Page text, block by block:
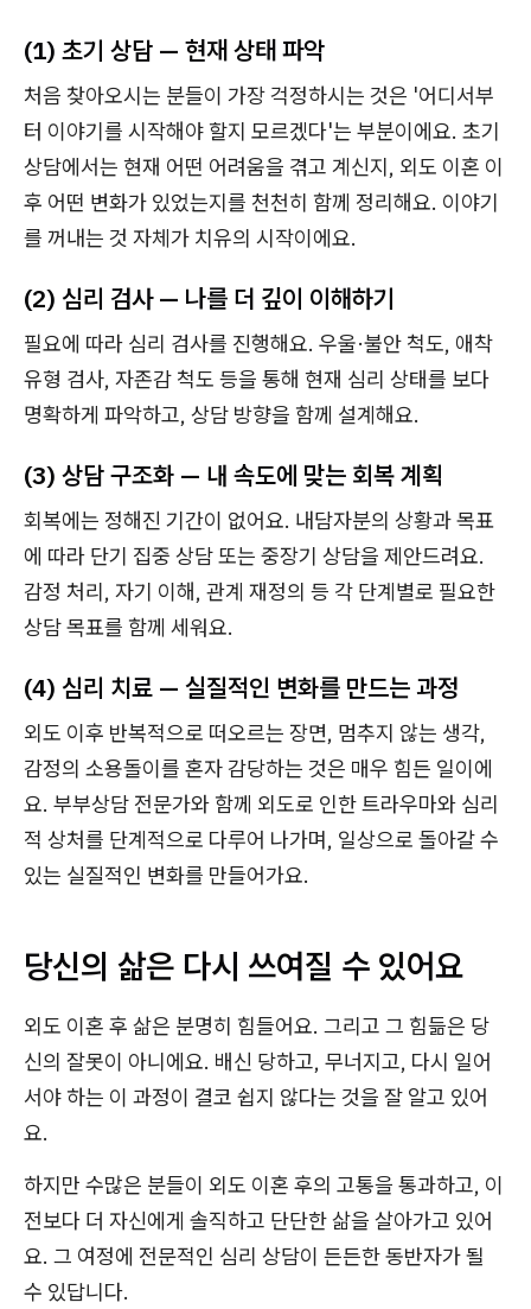
(1) 초기 상담 — 현재 상태 파악
처음 찾아오시는 분들이 가장 걱정하시는 것은 '어디서부
터 이야기를 시작해야 할지 모르겠다'는 부분이에요. 초기
상담에서는 현재 어떤 어려움을 겪고 계신지, 외도 이혼 이
후 어떤 변화가 있었는지를 천천히 함께 정리해요. 이야기
를 꺼내는 것 자체가 치유의 시작이에요.
(2) 심리 검사 — 나를 더 깊이 이해하기
필요에 따라 심리 검사를 진행해요. 우울·불안 척도, 애착
유형 검사, 자존감 척도 등을 통해 현재 심리 상태를 보다
명확하게 파악하고, 상담 방향을 함께 설계해요.
(3) 상담 구조화 — 내 속도에 맞는 회복 계획
회복에는 정해진 기간이 없어요. 내담자분의 상황과 목표
에 따라 단기 집중 상담 또는 중장기 상담을 제안드려요.
감정 처리, 자기 이해, 관계 재정의 등 각 단계별로 필요한
상담 목표를 함께 세워요.
(4) 심리 치료 — 실질적인 변화를 만드는 과정
외도 이후 반복적으로 떠오르는 장면, 멈추지 않는 생각,
감정의 소용돌이를 혼자 감당하는 것은 매우 힘든 일이에
요. 부부상담 전문가와 함께 외도로 인한 트라우마와 심리
적 상처를 단계적으로 다루어 나가며, 일상으로 돌아갈 수
있는 실질적인 변화를 만들어가요.
당신의 삶은 다시 쓰여질 수 있어요
외도 이혼 후 삶은 분명히 힘들어요. 그리고 그 힘듦은 당
신의 잘못이 아니에요. 배신 당하고, 무너지고, 다시 일어
서야 하는 이 과정이 결코 쉽지 않다는 것을 잘 알고 있어
요.
하지만 수많은 분들이 외도 이혼 후의 고통을 통과하고, 이
전보다 더 자신에게 솔직하고 단단한 삶을 살아가고 있어
요. 그 여정에 전문적인 심리 상담이 든든한 동반자가 될
수 있답니다.